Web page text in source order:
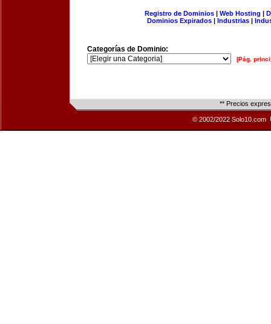
Registro de Dominios| Web Hosting |
Dominios Expirados | Industrias |
Categorías de Dominio:
[Pág.
** Precios
© 2002/2022 Solo10.com